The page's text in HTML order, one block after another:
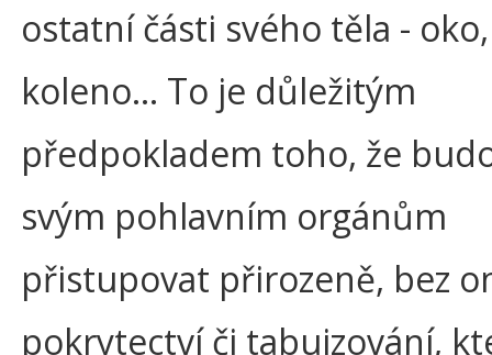
ostatní části svého těla -
koleno… To je důležitým
předpokladem toho, že
svým pohlavním orgánům
přistupovat přirozeně, bez
pokrytectví či tabuizování,